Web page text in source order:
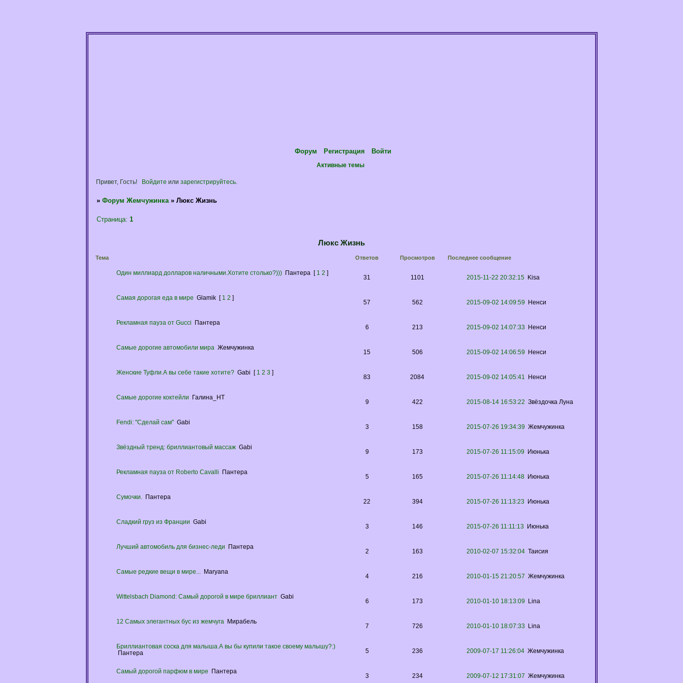
Форум Регистрация Войти
Активные темы
Привет, Гость! Войдите илизарегистрируйтесь
»Форум Жемчужинка »Люкс Жизнь
Люкс Жизнь
Страница:1
Тема Ответов Просмотров Последнее сообщение
Один миллиард долларов наличными.Хотите столько?))) Пантера [ 1 2 ]
31 1101 2015-11-22 20:32:15 Kisa
Самая дорогая еда в мире Glamik [ 1 2 ]
57 562 2015-09-02 14:09:59 Ненси
Рекламная пауза от Gucci Пантера
6 213 2015-09-02 14:07:33 Ненси
Самые дорогие автомобили мира Жемчужинка
15 506 2015-09-02 14:06:59 Ненси
Женские Туфли.А вы себе такие хотите? Gabi [ 1 2 3 ]
83 2084 2015-09-02 14:05:41 Ненси
Самые дорогие коктейли Галина_НТ
9 422 2015-08-14 16:53:22 Звёздочка Луна
Fendi: "Сделай сам" Gabi
3 158 2015-07-26 19:34:39 Жемчужинка
Звёздный тренд: бриллиантовый массаж Gabi
9 173 2015-07-26 11:15:09 Июнька
Рекламная пауза от Roberto Cavalli Пантера
5 165 2015-07-26 11:14:48 Июнька
Сумочки. Пантера
22 394 2015-07-26 11:13:23 Июнька
Сладкий груз из Франции Gabi
3 146 2015-07-26 11:11:13 Июнька
Лучший автомобиль для бизнес-леди Пантера
2 163 2010-02-07 15:32:04 Таисия
Самые редкие вещи в мире... Maryana
4 216 2010-01-15 21:20:57 Жемчужинка
Wittelsbach Diamond: Самый дорогой в мире бриллиант Gabi
6 173 2010-01-10 18:13:09 Lina
12 Самых элегантных бус из жемчуга Мирабель
7 726 2010-01-10 18:07:33 Lina
Бриллиантовая соска для малыша.А вы бы купили такое своему малышу?:)
Пантера
5 236 2009-07-17 11:26:04 Жемчужинка
Самый дорогой парфюм в мире Пантера
3 234 2009-07-12 17:31:07 Жемчужинка